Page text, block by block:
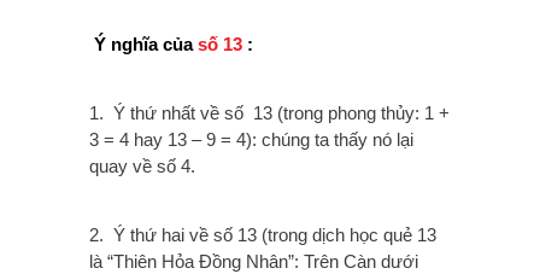
Ý nghĩa củasố 13 :
1. Ý thứ nhất về số 13 (trong phong thủy: 1 +
3 = 4 hay 13 – 9 = 4): chúng ta thấy nó lại
quay về số 4.
2. Ý thứ hai về số 13 (trong dịch học quẻ 13
là “Thiên Hỏa Đồng Nhân”: Trên Càn dưới